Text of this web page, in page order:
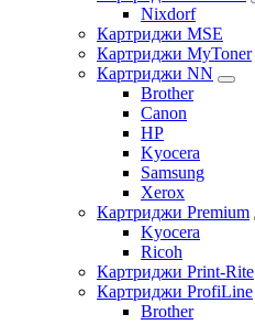
Nixdorf
Картриджи MSE
Картриджи MyToner
Картриджи NN
Brother
Canon
HP
Kyocera
Samsung
Xerox
Картриджи Premium
Kyocera
Ricoh
Картриджи Print-Rite
Картриджи ProfiLine
Brother